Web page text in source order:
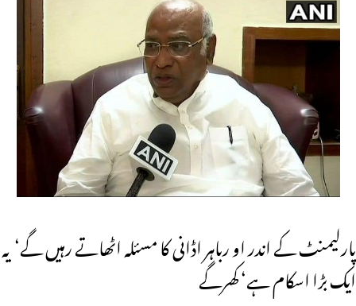
پارلیمنٹ کے اندر او رباہر اڈانی کا مسئلہ اٹھاتے رہیں گے‘ یہ
ایک بڑا اسکام ہے‘ کھرگے